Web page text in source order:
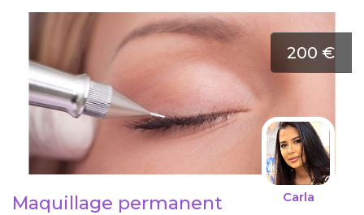
200 €
Carla
Maquillage permanent